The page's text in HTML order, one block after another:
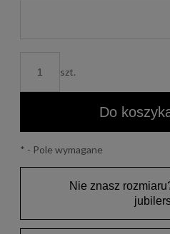
szt.
Do
* - Pole wymagane
Nie znasz